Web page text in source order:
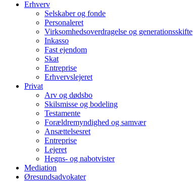
Erhverv
Selskaber og fonde
Personaleret
Virksomhedsoverdragelse og generationsskifte
Inkasso
Fast ejendom
Skat
Entreprise
Erhvervslejeret
Privat
Arv og dødsbo
Skilsmisse og bodeling
Testamente
Forældremyndighed og samvær
Ansættelsesret
Entreprise
Lejeret
Hegns- og nabotvister
Mediation
Øresundsadvokater